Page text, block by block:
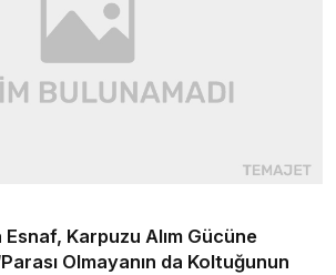
Esnaf, Karpuzu Alım Gücüne
Olmayanın da Koltuğunun